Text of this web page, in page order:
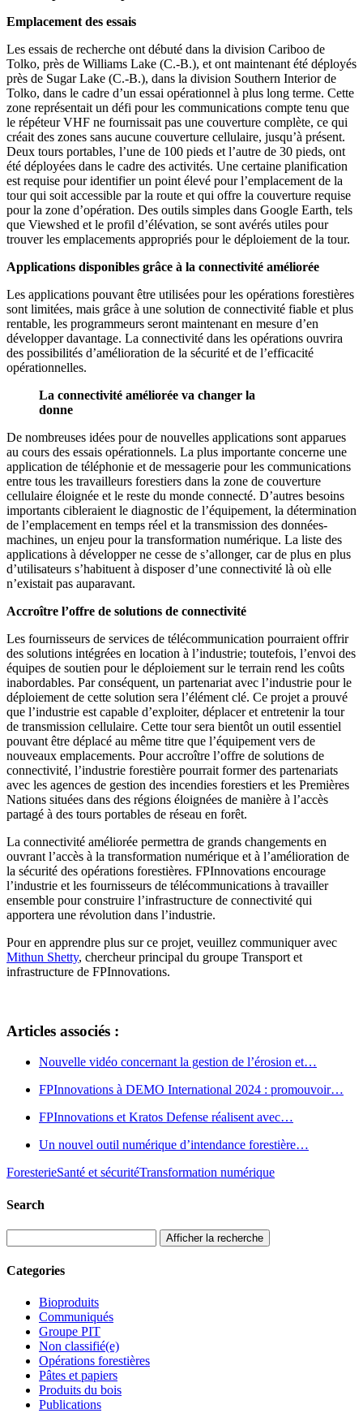
Emplacement des essais
Les essais de recherche ont débuté dans la division Cariboo de
Tolko, près de Williams Lake (C.-B.), et ont maintenant été déployés
près de Sugar Lake (C.-B.), dans la division Southern Interior de
Tolko, dans le cadre d’un essai opérationnel à plus long terme. Cette
zone représentait un défi pour les communications compte tenu que
le répéteur VHF ne fournissait pas une couverture complète, ce qui
créait des zones sans aucune couverture cellulaire, jusqu’à présent.
Deux tours portables, l’une de 100 pieds et l’autre de 30 pieds, ont
été déployées dans le cadre des activités. Une certaine planification
est requise pour identifier un point élevé pour l’emplacement de la
tour qui soit accessible par la route et qui offre la couverture requise
pour la zone d’opération. Des outils simples dans Google Earth, tels
que Viewshed et le profil d’élévation, se sont avérés utiles pour
trouver les emplacements appropriés pour le déploiement de la tour.
Applications disponibles grâce à la connectivité améliorée
Les applications pouvant être utilisées pour les opérations forestières
sont limitées, mais grâce à une solution de connectivité fiable et plus
rentable, les programmeurs seront maintenant en mesure d’en
développer davantage. La connectivité dans les opérations ouvrira
des possibilités d’amélioration de la sécurité et de l’efficacité
opérationnelles.
La connectivité améliorée va changer la
donne
De nombreuses idées pour de nouvelles applications sont apparues
au cours des essais opérationnels. La plus importante concerne une
application de téléphonie et de messagerie pour les communications
entre tous les travailleurs forestiers dans la zone de couverture
cellulaire éloignée et le reste du monde connecté. D’autres besoins
importants cibleraient le diagnostic de l’équipement, la détermination
de l’emplacement en temps réel et la transmission des données-
machines, un enjeu pour la transformation numérique. La liste des
applications à développer ne cesse de s’allonger, car de plus en plus
d’utilisateurs s’habituent à disposer d’une connectivité là où elle
n’existait pas auparavant.
Accroître l’offre de solutions de connectivité
Les fournisseurs de services de télécommunication pourraient offrir
des solutions intégrées en location à l’industrie; toutefois, l’envoi des
équipes de soutien pour le déploiement sur le terrain rend les coûts
inabordables. Par conséquent, un partenariat avec l’industrie pour le
déploiement de cette solution sera l’élément clé. Ce projet a prouvé
que l’industrie est capable d’exploiter, déplacer et entretenir la tour
de transmission cellulaire. Cette tour sera bientôt un outil essentiel
pouvant être déplacé au même titre que l’équipement vers de
nouveaux emplacements. Pour accroître l’offre de solutions de
connectivité, l’industrie forestière pourrait former des partenariats
avec les agences de gestion des incendies forestiers et les Premières
Nations situées dans des régions éloignées de manière à l’accès
partagé à des tours portables de réseau en forêt.
La connectivité améliorée permettra de grands changements en
ouvrant l’accès à la transformation numérique et à l’amélioration de
la sécurité des opérations forestières. FPInnovations encourage
l’industrie et les fournisseurs de télécommunications à travailler
ensemble pour construire l’infrastructure de connectivité qui
apportera une révolution dans l’industrie.
Pour en apprendre plus sur ce projet, veuillez communiquer avec
Mithun Shetty, chercheur principal du groupe Transport et
infrastructure de FPInnovations.
Articles associés :
Nouvelle vidéo concernant la gestion de l’érosion et…
FPInnovations à DEMO International 2024 : promouvoir…
FPInnovations et Kratos Defense réalisent avec…
Un nouvel outil numérique d’intendance forestière…
ForesterieSanté et sécuritéTransformation numérique
Search
Afficher la recherche
Categories
Bioproduits
Communiqués
Groupe PIT
Non classifié(e)
Opérations forestières
Pâtes et papiers
Produits du bois
Publications